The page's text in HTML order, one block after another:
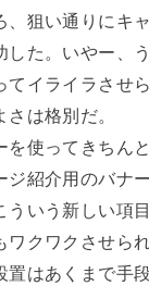
、狙い通りにキ
した。いやー、
てイライラさせ
は格別だ。
を使ってきちん
ジ紹介用のバナ
ういう新しい項
ワクワクさせら
置はあくまで手